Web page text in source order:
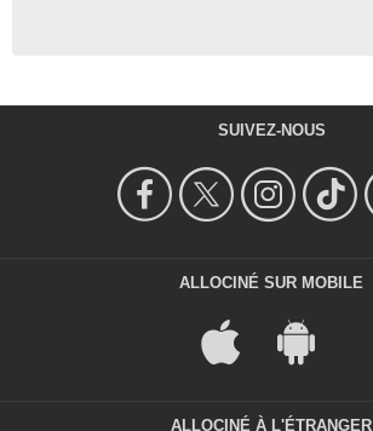
SUIVEZ-NOUS
ALLOCINÉ SUR MOBILE
ALLOCINÉ À L'ÉTRANGER